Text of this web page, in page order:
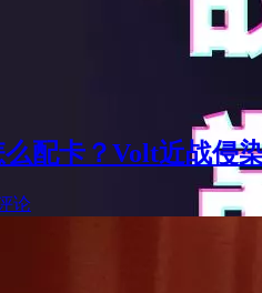
配卡？Volt近战侵
论